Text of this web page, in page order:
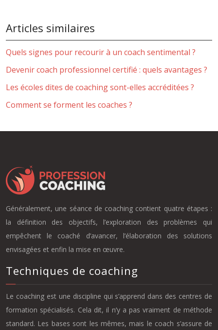
Articles similaires
Quels signes pour recourir à un coach sentimental ?
Devenir coach professionnel certifié : quels avantages ?
Les écoles dites de coaching sont-elles accréditées ?
Comment se forment les coaches ?
Généralement, une séance de coaching contient quatre étapes :
la définition des objectifs, l’exploration des problèmes qui
empêchent le coaché d’avancer, l’élaboration des solutions
envisagées et enfin la mise en œuvre.
Techniques de coaching
Le coaching est une discipline qui s’apprend dans des centres de
formation spécialisés. Cela dit, il n’y a pas vraiment de méthode
standard. Les bases sont les mêmes, mais le coach s’assure de